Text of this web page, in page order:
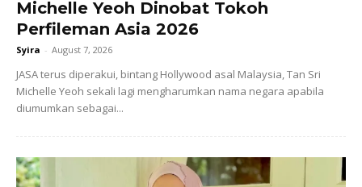
Michelle Yeoh Dinobat Tokoh
Perfileman Asia 2026
Syira - August 7, 2026
JASA terus diperakui, bintang Hollywood asal Malaysia, Tan Sri
Michelle Yeoh sekali lagi mengharumkan nama negara apabila
diumumkan sebagai...